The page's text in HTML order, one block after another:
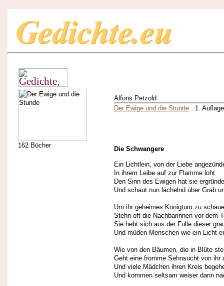
162 Bücher
Alfons Petzold
Der Ewige und die Stunde . 1.
Die Schwangere
Ein Lichtlein, von der Liebe
In ihrem Leibe auf zur Flamme loht.
Den Sinn des Ewigen hat sie
Und schaut nun lächelnd über Grab
Um ihr geheimes Königtum zu
Stehn oft die Nachbarinnen vor dem
Sie hebt sich aus der Fülle dieser
Und müden Menschen wie ein Licht
Wie von den Bäumen, die in Blüte
Geht eine fromme Sehnsucht von ihr
Und viele Mädchen ihren Kreis
Und kommen seltsam weiser dann